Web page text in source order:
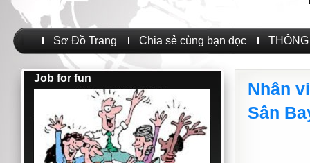
Sơ Đồ Trang Chia sẻ cùng bạn đọc
Job for fun
Nhân
Sân